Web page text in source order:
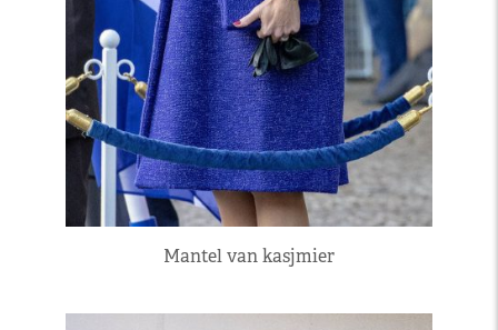
Mantel van kasjmier